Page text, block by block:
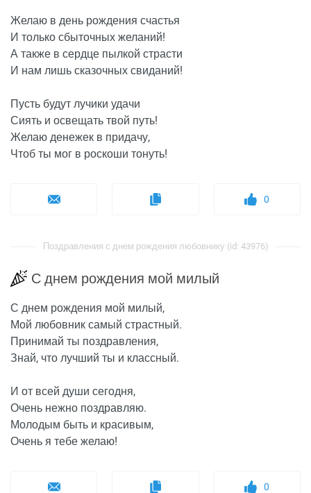
Желаю в день рождения счастья
И только сбыточных желаний!
А также в сердце пылкой страсти
И нам лишь сказочных свиданий!
Пусть будут лучики удачи
Сиять и освещать твой путь!
Желаю денежек в придачу,
Чтоб ты мог в роскоши тонуть!
0
Поздравления с днем рождения любовнику (id: 43976)
С днем рождения мой милый
С днем рождения мой милый,
Мой любовник самый страстный.
Принимай ты поздравления,
Знай, что лучший ты и классный.
И от всей души сегодня,
Очень нежно поздравляю.
Молодым быть и красивым,
Очень я тебе желаю!
0